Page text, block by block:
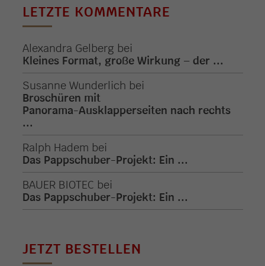
LETZTE KOMMENTARE
Alexandra Gelberg bei
Kleines Format, große Wirkung – der ...
Susanne Wunderlich bei
Broschüren mit
Panorama-Ausklapperseiten nach rechts
...
Ralph Hadem bei
Das Pappschuber-Projekt: Ein ...
BAUER BIOTEC bei
Das Pappschuber-Projekt: Ein ...
JETZT BESTELLEN